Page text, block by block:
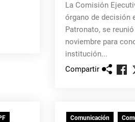
La Comisión
órgano de decisión
Patronato, se
noviembre para
institución...
Compartir
Comunicación